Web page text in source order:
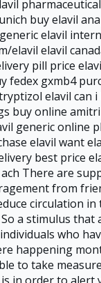
buy elavil
elavil
elavil
pill price
fedex gxmb4
elavil can
buy online
generic online
elavil want
best price
There are
from
circulation in
a stimulus
who
happening
to take